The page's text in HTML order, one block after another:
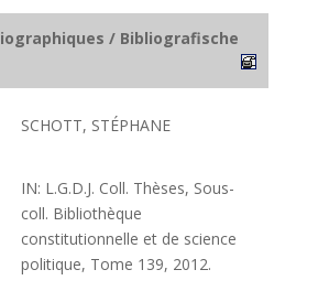
/ Bibliografische
SCHOTT, STÉPHANE
IN: L.G.D.J. Coll. Thèses, Sous-
coll. Bibliothèque
constitutionnelle et de science
politique, Tome 139, 2012.